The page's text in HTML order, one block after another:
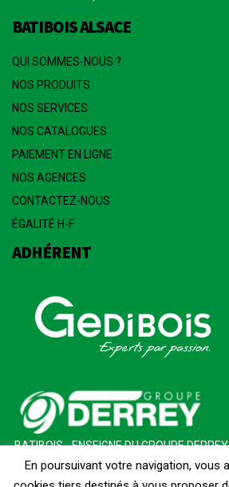
BATIBOIS ALSACE
QUI SOMMES-NOUS ?
NOS PRODUITS
NOS SERVICES
NOS CATALOGUES
PAIEMENT EN LIGNE
NOS AGENCES
CONTACTEZ-NOUS
ÉGALITÉ H-F
ADHÉRENT
BATIBOIS - ENSEIGNE DU GROUPE DERREY
En poursuivant votre navigation, vous